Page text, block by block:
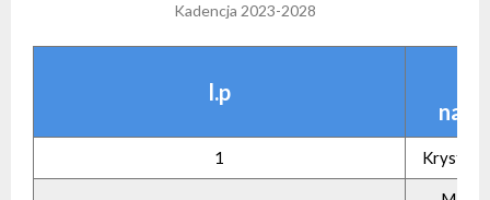
Kadencja 2023-2028
l.p
1